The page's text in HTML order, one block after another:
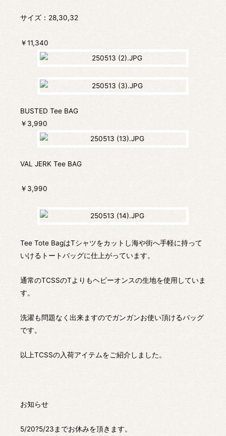
サイズ：28,30,32
￥11,340
BUSTED Tee BAG
￥3,990
VAL JERK Tee BAG
￥3,990
Tee Tote BagはTシャツをカットし海や街へ手軽に持って
いけるトートバッグに仕上がっています。
通常のTCSSのTよりもヘビーオンスの生地を使用していま
す。
洗濯も問題なく出来ますのでガンガンお使い頂けるバッグ
です。
以上TCSSの入荷アイテムをご紹介しました。
お知らせ
5/20?5/23までお休みを頂きます。